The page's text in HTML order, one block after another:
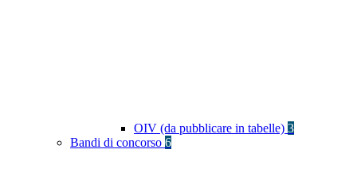
OIV (da pubblicare in tabelle) 3
Bandi di concorso 6